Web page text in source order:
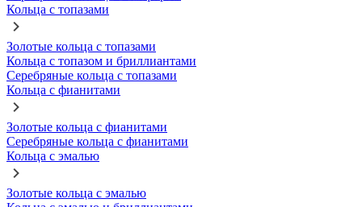
Кольца с топазами
Золотые кольца с топазами
Кольца с топазом и бриллиантами
Серебряные кольца с топазами
Кольца с фианитами
Золотые кольца с фианитами
Серебряные кольца с фианитами
Кольца с эмалью
Золотые кольца с эмалью